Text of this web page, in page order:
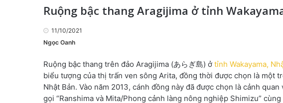
Ruộng bậc thang Aragijima ở tỉnh
11/10/2021
Ngọc Oanh
Ruộng bậc thang trên đảo Aragijima (あらぎ島) ở tỉnh Wakayama,
biểu tượng của thị trấn ven sông Arita, đồng thời được chọn là một
Nhật Bản. Vào năm 2013, cánh đồng này đã được chọn là cảnh
gọi “Ranshima và Mita/Phong cảnh làng nông nghiệp Shimizu”